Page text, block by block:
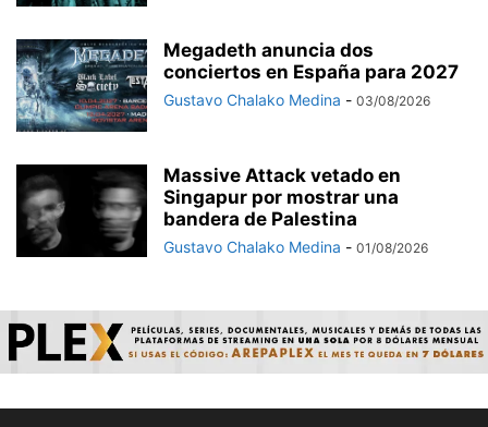
Megadeth anuncia dos
conciertos en España para 2027
Gustavo Chalako Medina - 03/08/2026
Massive Attack vetado en
Singapur por mostrar una
bandera de Palestina
Gustavo Chalako Medina - 01/08/2026